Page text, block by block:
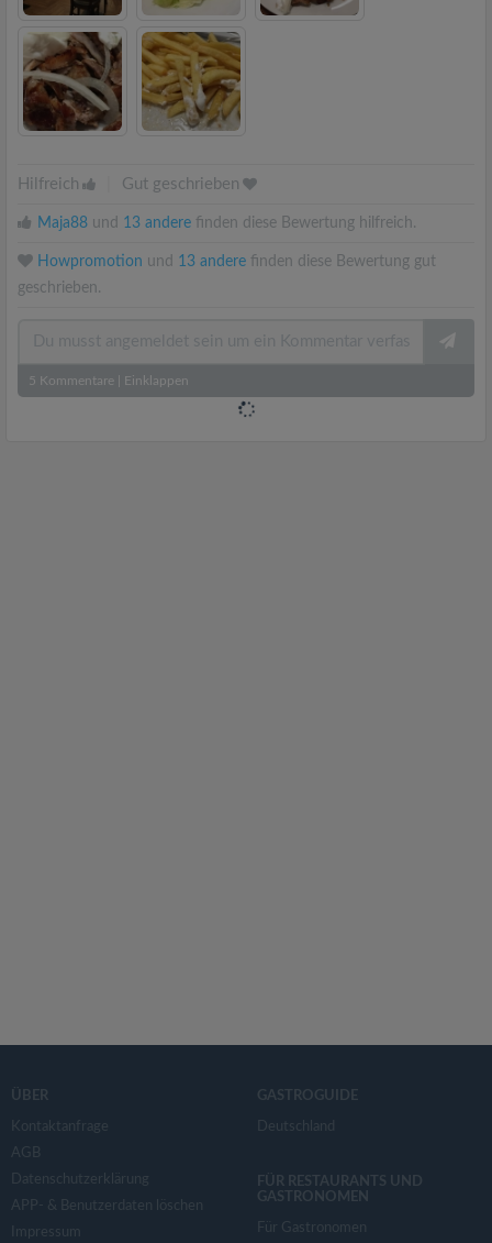
Hilfreich Gut geschrieben
Maja88 und 13 andere finden diese Bewertung hilfreich.
Howpromotion und 13 andere finden diese Bewertung gut
geschrieben.
5 Kommentare Einklappen
ÜBER
Kontaktanfrage
AGB
Datenschutzerklärung
APP- & Benutzerdaten löschen
Impressum
GASTROGUIDE
Deutschland
FÜR RESTAURANTS UND
GASTRONOMEN
Für Gastronomen